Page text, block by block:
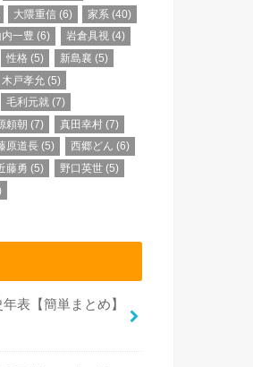
大隈重信 (6) 家系 (40)
内一豊 (6) 岩倉具視(4)
性格 (5) 新島襄 (5)
木戸孝允 (5)
毛利元就 (7)
頼朝 (7) 真田幸村(7)
原道長 (5) 西郷どん (6)
藤勇 (5) 野口英世(5)
表【簡単まとめ】